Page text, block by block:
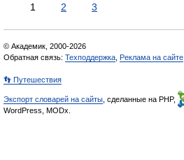
1 2 3
© Академик, 2000-2026
Обратная связь: Техподдержка Реклама на сайте
👣 Путешествия
Экспорт словарей на сайты , сделанные на PHP,
WordPress, MODx.